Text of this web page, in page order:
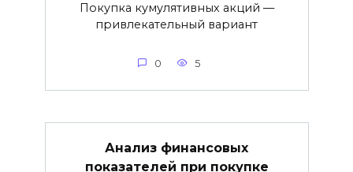
Покупка кумулятивных акций —
привлекательный вариант
0 5
Анализ финансовых
показателей при покупке